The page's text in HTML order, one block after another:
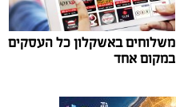
משלוחים באשקלון כל העסקים
במקום אחד